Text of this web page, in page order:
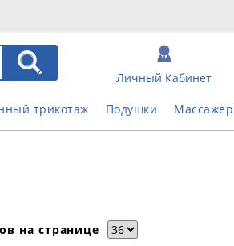
Личный Кабинет
трикотаж Подушки
на странице